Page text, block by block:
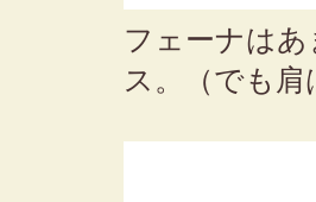
フェーナは
ス。（でも肩